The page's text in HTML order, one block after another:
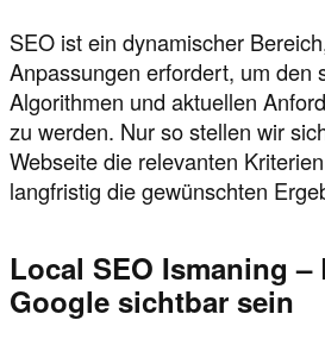
SEO ist ein dynamischer
Anpassungen erfordert, um den
Algorithmen und aktuellen
zu werden. Nur so stellen wir
Webseite die relevanten
langfristig die gewünschten
Local SEO Ismaning –
Google sichtbar sein